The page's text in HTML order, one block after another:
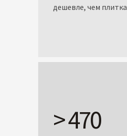
дешевле, чем плитка
> 470